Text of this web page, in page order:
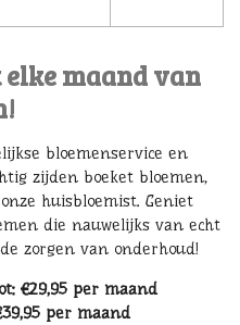
maand van
bloemenservice en
zijden boeket bloemen,
huisbloemist. Geniet
die nauwelijks van echt
zorgen van onderhoud!
€29,95 per maand
per maand